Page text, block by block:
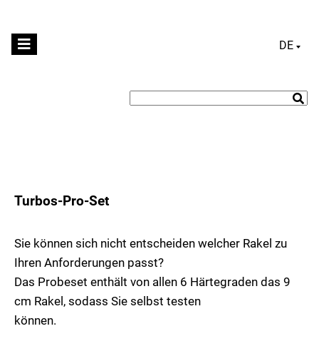
Turbos-Pro-Set
Sie können sich nicht entscheiden welcher Rakel zu
Ihren Anforderungen passt?
Das Probeset enthält von allen 6 Härtegraden das 9
cm Rakel, sodass Sie selbst testen
können.